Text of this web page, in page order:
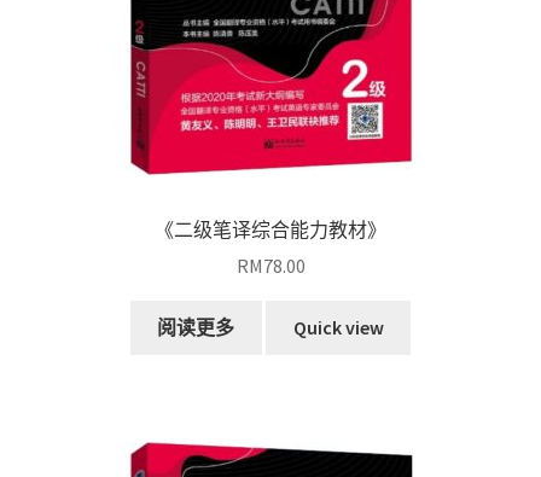
《二级笔译综合能力教材》
RM78.00
阅读更多 Quick view